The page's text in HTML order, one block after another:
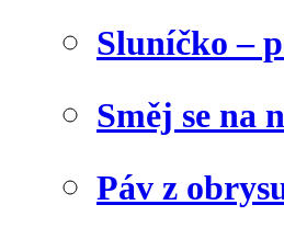
Sluníčko –
Směj se na
Páv z